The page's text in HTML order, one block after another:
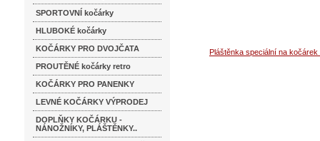
SPORTOVNÍ kočárky
HLUBOKÉ kočárky
KOČÁRKY PRO DVOJČATA
PROUTĚNÉ kočárky retro
KOČÁRKY PRO PANENKY
LEVNÉ KOČÁRKY VÝPRODEJ
DOPLŇKY KOČÁRKU -
NÁNOŽNÍKY, PLÁŠTĚNKY..